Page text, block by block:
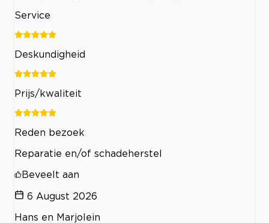
Service
Deskundigheid
Prijs/kwaliteit
Reden bezoek
Reparatie en/of schadeherstel
Beveelt aan
6 August 2026
Hans en Marjolein